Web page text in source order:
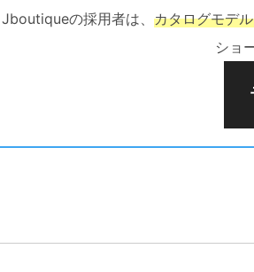
Jboutiqueの採用者は、 カタログモデ
ショ